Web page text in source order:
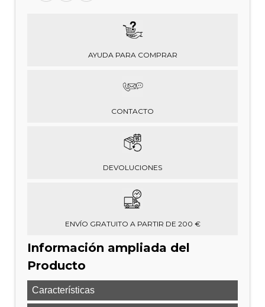
AYUDA PARA COMPRAR
CONTACTO
DEVOLUCIONES
ENVÍO GRATUITO A PARTIR DE 200 €
Información ampliada del
Producto
Características